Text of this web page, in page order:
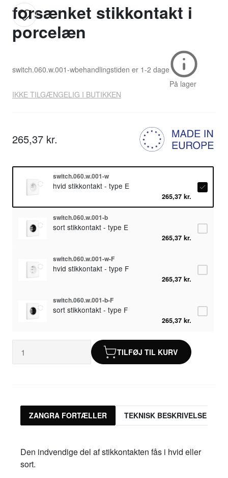
forsænket stikkontakt i
porcelæn
switch.060.w.001-wbehandlingstiden er 1-2 dage
På lager
IKKE TILGÆNGELIG I BUTIKKEN
265,37 kr.
switch.060.w.001-w
hvid stikkontakt - type E
265,37 kr.
switch.060.w.001-b
sort stikkontakt - type E
265,37 kr.
switch.060.w.001-w-F
hvid stikkontakt - type F
265,37 kr.
switch.060.w.001-b-F
sort stikkontakt - type F
265,37 kr.
TILFØJ TIL KURV
ZANGRA FORTÆLLER TEKNISK BESKRIVELSE
Den indvendige del af stikkontakten fås i hvid eller
sort.